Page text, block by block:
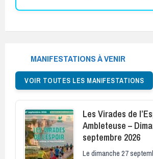
MANIFESTATIONS À VENIR
VOIR TOUTES LES MANIFESTATIONS
Les Virades de
Ambleteuse –
septembre 2026
Le dimanche 27